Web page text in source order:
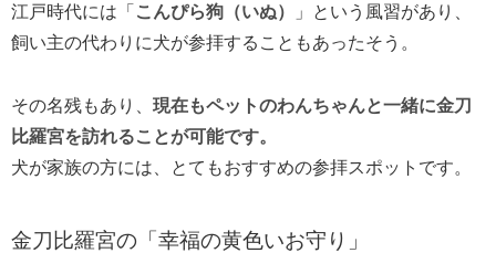
江戸時代には「 こんぴら狗（いぬ）
」という風習があり、
飼い主の代わりに犬が参拝することもあったそう。
その名残もあり、 現在もペットのわんちゃんと一緒に金刀
比羅宮を訪れることが可能です。
犬が家族の方には、とてもおすすめの参拝スポットです。
金刀比羅宮の「幸福の黄色いお守り」